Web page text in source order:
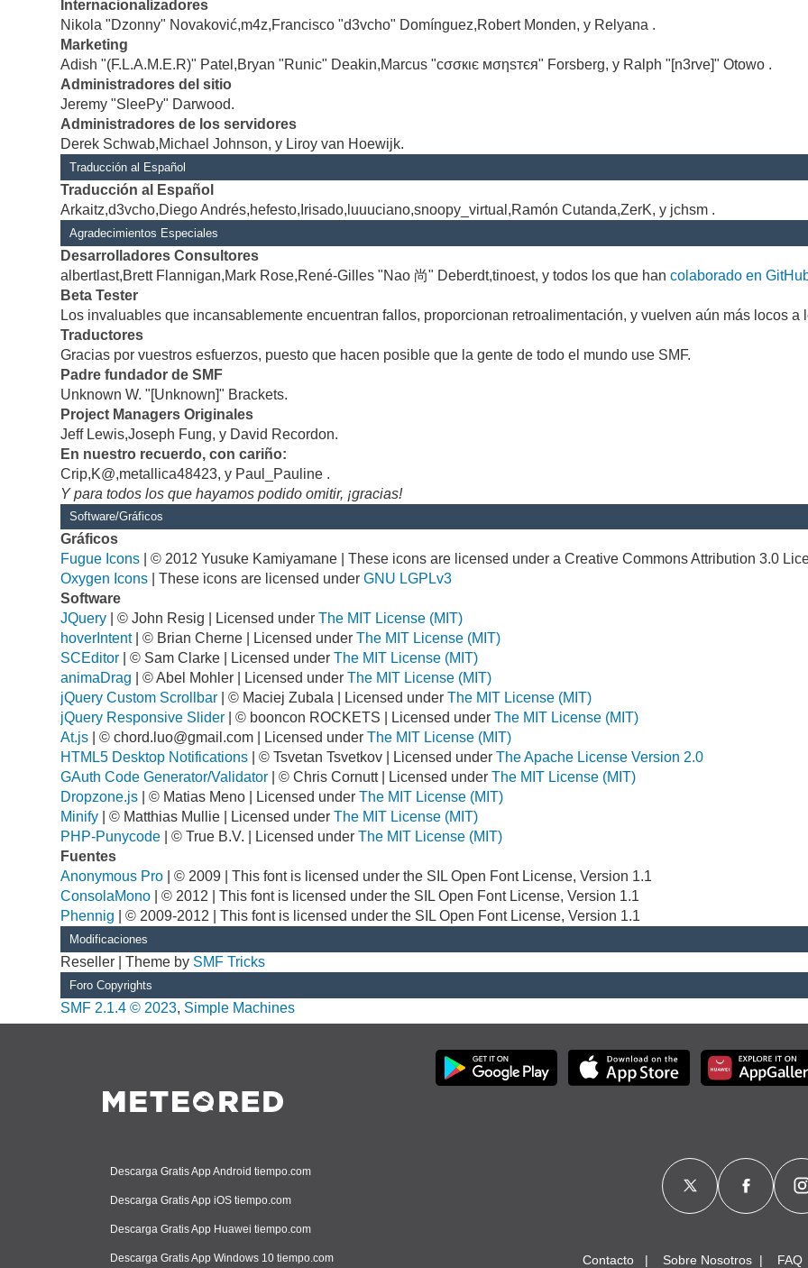
Internacionalizadores
Nikola "Dzonny" Novaković,m4z,Francisco "d3vcho" Domínguez,Robert Monden, y Relyana .
Marketing
Adish "(F.L.A.M.E.R)" Patel,Bryan "Runic" Deakin,Marcus "cσσкιє мσηѕтєя" Forsberg, y Ralph "[n3rve]" Otowo .
Administradores del sitio
Jeremy "SleePy" Darwood.
Administradores de los servidores
Derek Schwab,Michael Johnson, y Liroy van Hoewijk.
Traducción al Español
Traducción al Español
Arkaitz,d3vcho,Diego Andrés,hefesto,Irisado,luuuciano,snoopy_virtual,Ramón Cutanda,ZerK, y jchsm .
Agradecimientos Especiales
Desarrolladores Consultores
albertlast,Brett Flannigan,Mark Rose,René-Gilles "Nao 尚" Deberdt,tinoest, y todos los que hancolaborado en
Beta Tester
Los invaluables que incansablemente encuentran fallos, proporcionan retroalimentación, y vuelven aún más locos a
Traductores
Gracias por vuestros esfuerzos, puesto que hacen posible que la gente de todo el mundo use SMF.
Padre fundador de SMF
Unknown W. "[Unknown]" Brackets.
Project Managers Originales
Jeff Lewis,Joseph Fung, y David Recordon.
En nuestro recuerdo, con cariño:
Crip,K@,metallica48423, y Paul_Pauline .
Y para todos los que hayamos podido omitir, ¡gracias!
Software/Gráficos
Gráficos
Fugue Icons | © 2012 Yusuke Kamiyamane | These icons are licensed under a Creative Commons Attribution 3.0
Oxygen Icons | These icons are licensed underGNU LGPLv3
Software
JQuery | © John Resig | Licensed underThe MIT License (MIT)
hoverIntent| © Brian Cherne | Licensed underThe MIT License (MIT)
SCEditor | © Sam Clarke | Licensed underThe MIT License (MIT)
animaDrag | © Abel Mohler | Licensed underThe MIT License (MIT)
jQuery Custom Scrollbar | © Maciej Zubala | Licensed underThe MIT License (MIT)
jQuery Responsive Slider | © booncon ROCKETS | Licensed underThe MIT License (MIT)
At.js | ©chord.luo@gmail.com | Licensed underThe MIT License (MIT)
HTML5 Desktop Notifications | © Tsvetan Tsvetkov | Licensed underThe Apache License Version 2.0
GAuth Code Generator/Validator | © Chris Cornutt | Licensed underThe MIT License (MIT)
Dropzone.js | © Matias Meno | Licensed underThe MIT License (MIT)
Minify | © Matthias Mullie | Licensed underThe MIT License (MIT)
PHP-Punycode | © True B.V. | Licensed underThe MIT License (MIT)
Fuentes
Anonymous Pro | © 2009 | This font is licensed under the SIL Open Font License, Version 1.1
ConsolaMono | © 2012 | This font is licensed under the SIL Open Font License, Version 1.1
Phennig | © 2009-2012 | This font is licensed under the SIL Open Font License, Version 1.1
Modificaciones
Reseller | Theme by SMF Tricks
Foro Copyrights
SMF 2.1.4 © 2023, Simple Machines
Descarga Gratis App Android tiempo.com
Descarga Gratis App iOS tiempo.com
Descarga Gratis App Huawei tiempo.com
Descarga Gratis App Windows 10 tiempo.com Contacto Sobre Nosotros FAQ